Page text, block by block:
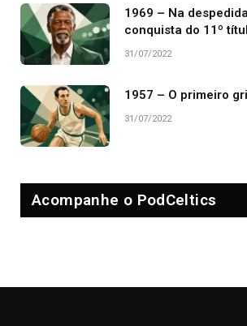
1969 – Na
conquista do 11º
31/07/2022
1957 – O primeiro
31/07/2022
Acompanhe o PodCeltics